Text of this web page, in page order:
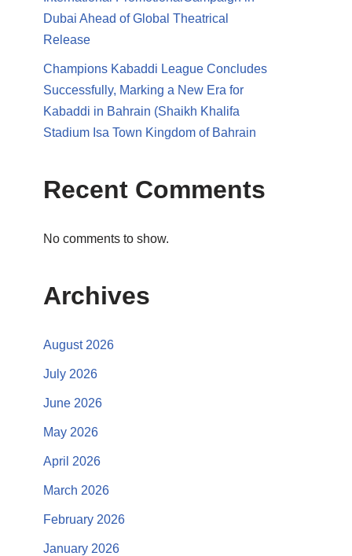
Dubai Ahead of Global Theatrical
Release
Champions Kabaddi League Concludes
Successfully, Marking a New Era for
Kabaddi in Bahrain (Shaikh Khalifa
Stadium Isa Town Kingdom of Bahrain
Recent Comments
No comments to show.
Archives
August 2026
July 2026
June 2026
May 2026
April 2026
March 2026
February 2026
January 2026